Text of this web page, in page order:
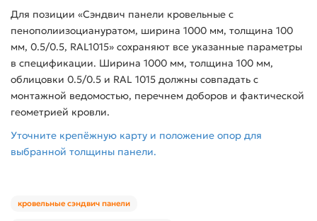
Для позиции «Сэндвич панели кровельные с
пенополиизоциануратом, ширина 1000 мм, толщина 100
мм, 0.5/0.5, RAL1015» сохраняют все указанные параметры
в спецификации. Ширина 1000 мм, толщина 100 мм,
облицовки 0.5/0.5 и RAL 1015 должны совпадать с
монтажной ведомостью, перечнем доборов и фактической
геометрией кровли.
Уточните крепёжную карту и положение опор для
выбранной толщины панели.
кровельные сэндвич панели